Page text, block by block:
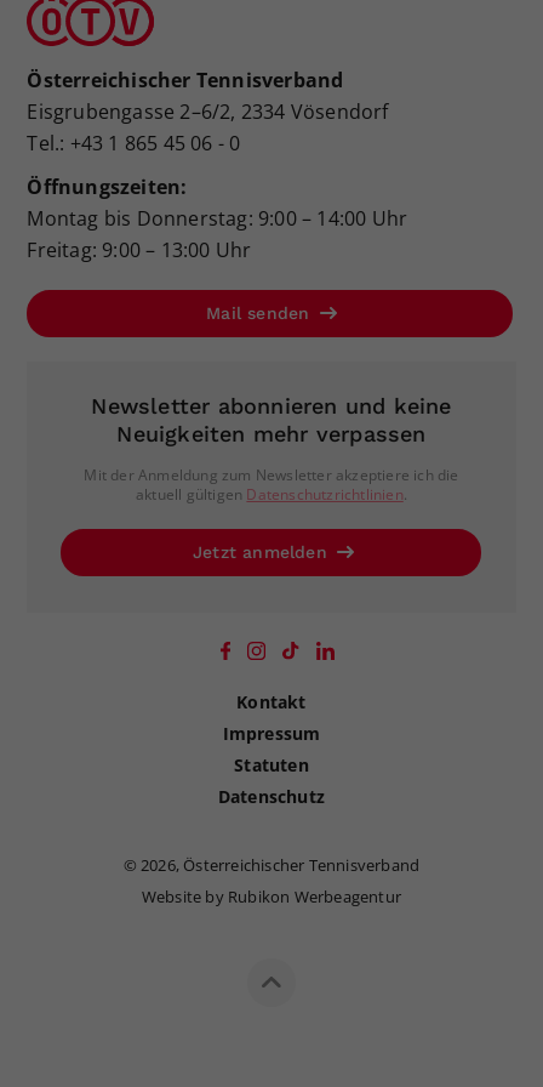
Österreichischer Tennisverband
Eisgrubengasse 2–6/2, 2334 Vösendorf
Tel.: +43 1 865 45 06 - 0
Öffnungszeiten:
Montag bis Donnerstag: 9:00 – 14:00 Uhr
Freitag: 9:00 – 13:00 Uhr
Mail senden
Newsletter abonnieren und keine
Neuigkeiten mehr verpassen
Mit der Anmeldung zum Newsletter akzeptiere ich die
aktuell gültigen Datenschutzrichtlinien.
Jetzt anmelden
Kontakt
Impressum
Statuten
Datenschutz
©2026, Österreichischer Tennisverband
Website by Rubikon Werbeagentur